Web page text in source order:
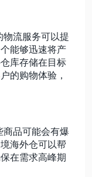
流服务可以提
能够迅速将产
库存储在目标
的购物体验，
品可能会有爆
海外仓可以帮
在需求高峰期